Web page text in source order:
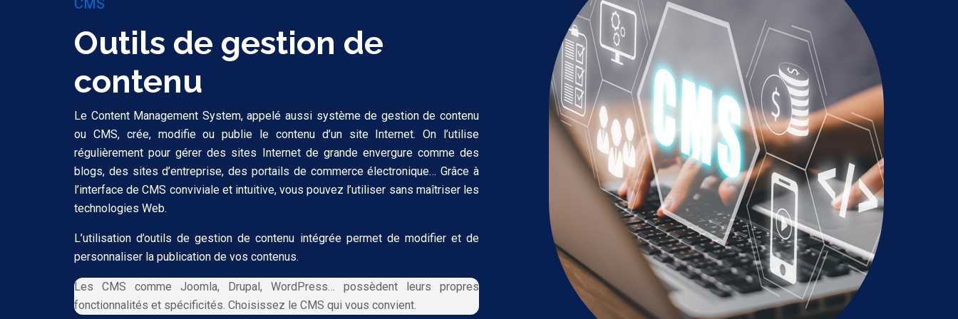
Outils de gestion de
contenu
Le Content Management System, appelé aussi système de gestion de contenu
ou CMS, crée, modifie ou publie le contenu d’un site Internet. On l’utilise
régulièrement pour gérer des sites Internet de grande envergure comme des
blogs, des sites d’entreprise, des portails de commerce électronique… Grâce à
l’interface de CMS conviviale et intuitive, vous pouvez l’utiliser sans maîtriser les
technologies Web.
L’utilisation d’outils de gestion de contenu intégrée permet de modifier et de
personnaliser la publication de vos contenus.
Les CMS comme Joomla, Drupal, WordPress… possèdent leurs propres
fonctionnalités et spécificités. Choisissez le CMS qui vous convient.